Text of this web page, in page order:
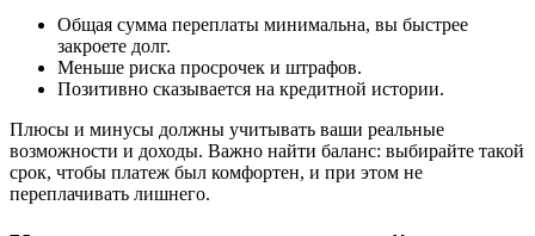
Общая сумма переплаты минимальна, вы быстрее
закроете долг.
Меньше риска просрочек и штрафов.
Позитивно сказывается на кредитной истории.
Плюсы и минусы должны учитывать ваши реальные
возможности и доходы. Важно найти баланс: выбирайте такой
срок, чтобы платеж был комфортен, и при этом не
переплачивать лишнего.